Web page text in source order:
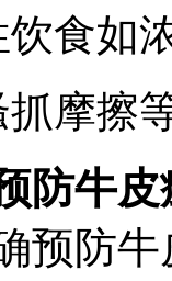
食如
摩擦
防牛皮
预防